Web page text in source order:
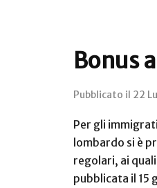
Bonus
Pubblicato il 22
Per gli
lombardo si è
regolari, ai
pubblicata il 15